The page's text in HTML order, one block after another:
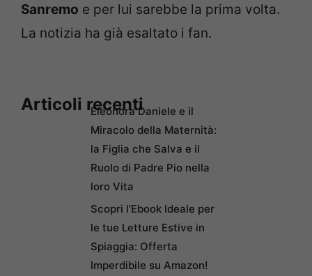
Sanremo e per lui sarebbe la prima volta.
La notizia ha già esaltato i fan.
Articoli recentiEleonora Daniele e il
Miracolo della Maternità:
la Figlia che Salva e il
Ruolo di Padre Pio nella
loro Vita
Scopri l’Ebook Ideale per
le tue Letture Estive in
Spiaggia: Offerta
Imperdibile su Amazon!